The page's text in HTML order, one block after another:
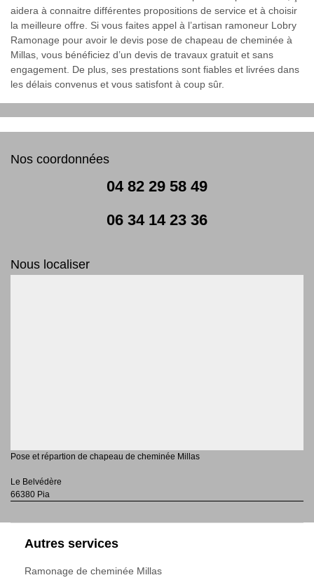
aidera à connaitre différentes propositions de service et à choisir
la meilleure offre. Si vous faites appel à l’artisan ramoneur Lobry
Ramonage pour avoir le devis pose de chapeau de cheminée à
Millas, vous bénéficiez d’un devis de travaux gratuit et sans
engagement. De plus, ses prestations sont fiables et livrées dans
les délais convenus et vous satisfont à coup sûr.
Nos coordonnées
04 82 29 58 49
06 34 14 23 36
Nous localiser
Pose et répartion de chapeau de cheminée Millas
Le Belvédère
66380 Pia
Autres services
Ramonage de cheminée Millas